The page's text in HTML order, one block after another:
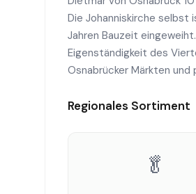
Die Johanniskirche selbst
Jahren Bauzeit
Eigenständigkeit des
Osnabrücker Märkten
Regionales Sortiment
🥬